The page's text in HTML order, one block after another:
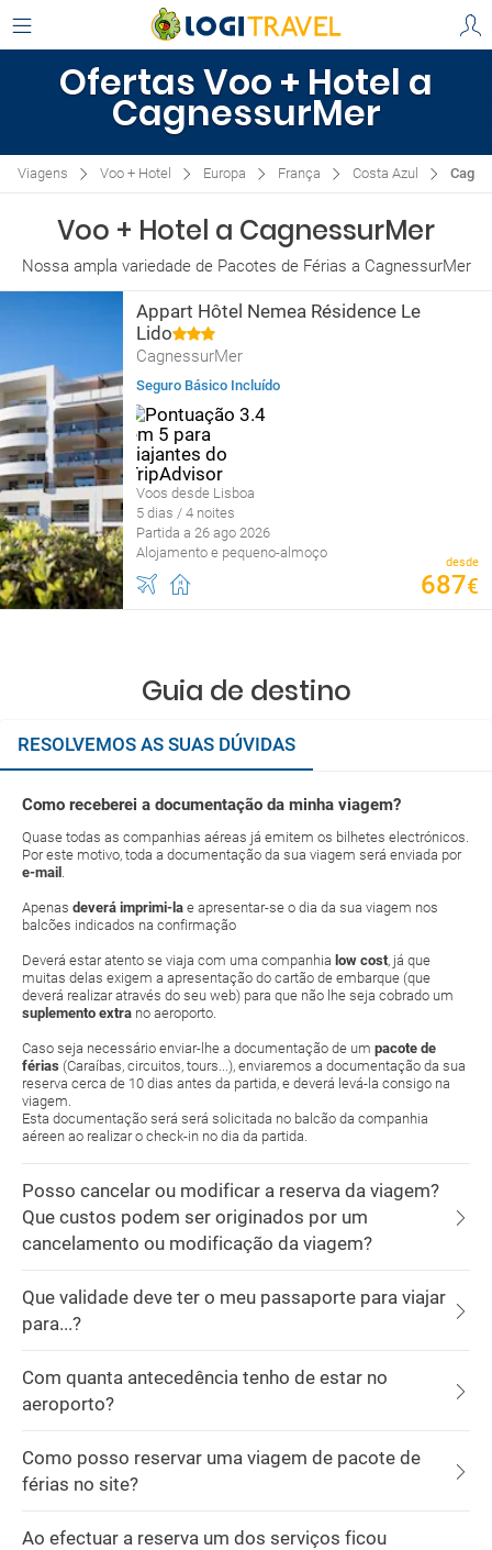
Ofertas Voo + Hotel a
CagnessurMer
Viagens Voo + Hotel Europa França Costa Azul
Voo + Hotel a CagnessurMer
Nossa ampla variedade de Pacotes de Férias a CagnessurMer
Appart Hôtel Nemea Résidence Le
Lido
CagnessurMer
Seguro Básico Incluído
Voos desde Lisboa
5 dias / 4 noites
Partida a 26 ago 2026
Alojamento e pequeno-almoço
desde
687€
Guia de destino
RESOLVEMOS AS SUAS DÚVIDAS
Como receberei a documentação da minha viagem?
Quase todas as companhias aéreas já emitem os bilhetes electrónicos.
Por este motivo, toda a documentação da sua viagem será enviada por
e-mail .
Apenas deverá imprimi-la e apresentar-se o dia da sua viagem nos
balcões indicados na confirmação
Deverá estar atento se viaja com uma companhia low cost, já que
muitas delas exigem a apresentação do cartão de embarque (que
deverá realizar através do seu web) para que não lhe seja cobrado um
suplemento extra no aeroporto.
Caso seja necessário enviar-lhe a documentação de um pacote de
férias (Caraíbas, circuitos, tours...), enviaremos a documentação da sua
reserva cerca de 10 dias antes da partida, e deverá levá-la consigo na
viagem.
Esta documentação será será solicitada no balcão da companhia
aéreen ao realizar o check-in no dia da partida.
Posso cancelar ou modificar a reserva da viagem?
Que custos podem ser originados por um
cancelamento ou modificação da viagem?
Que validade deve ter o meu passaporte para viajar
para...?
Com quanta antecedência tenho de estar no
aeroporto?
Como posso reservar uma viagem de pacote de
férias no site?
Ao efectuar a reserva um dos serviços ficou